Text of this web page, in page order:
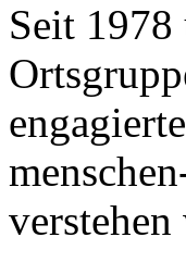
Seit